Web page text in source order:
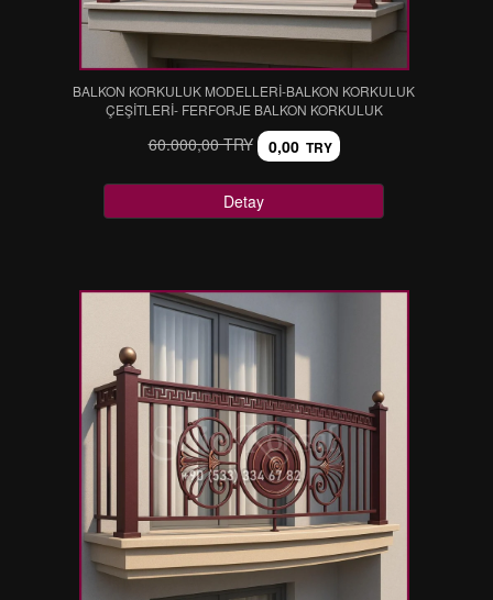
BALKON KORKULUK MODELLERİ-BALKON KORKULUK
ÇEŞİTLERİ- FERFORJE BALKON KORKULUK
60.000,00 TRY 0,00 TRY
Detay